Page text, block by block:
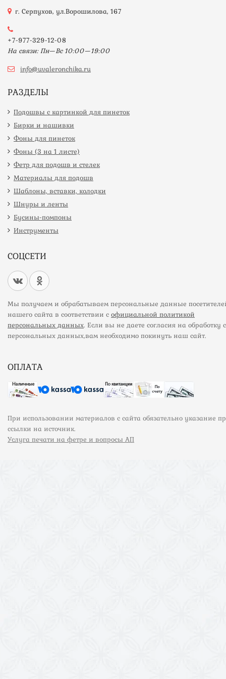
г. Серпухов, ул.Ворошилова, 167
+7-977-329-12-08
На связи: Пн—Вс 10:00—19:00
info@uvaleronchika.ru
РАЗДЕЛЫ
Подошвы с картинкой для пинеток
Бирки и нашивки
Фоны для пинеток
Фоны (3 на 1 листе)
Фетр для подошв и стелек
Материалы для подошв
Шаблоны, вставки, колодки
Шнуры и ленты
Бусины-помпоны
Инструменты
СОЦСЕТИ
Мы получаем и обрабатываем персональные данные
нашего сайта в соответствии с официальной политикой
персональных данных. Если вы не даете согласия на обработку
персональных данных,вам необходимо покинуть наш сайт.
ОПЛАТА
При использовании материалов с сайта обязательно указание
ссылки на источник.
Услуга печати на фетре и вопросы АП